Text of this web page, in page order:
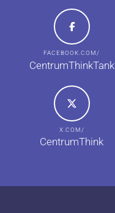
FACEBOOK.COM/
CentrumThinkTank
X.COM/
CentrumThink